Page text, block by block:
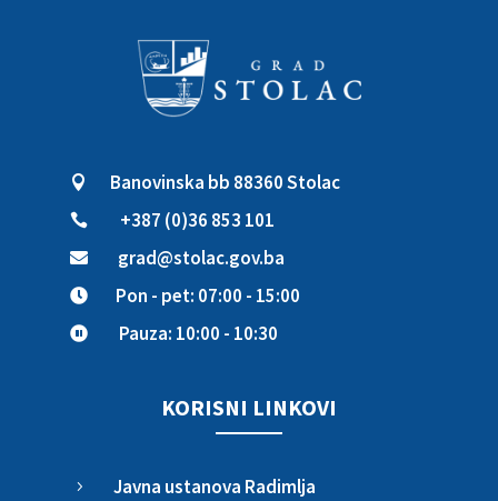
 Banovinska bb 88360 Stolac
 +387 (0)36 853 101
 grad@stolac.gov.ba
 Pon - pet: 07:00 - 15:00
 Pauza: 10:00 - 10:30
KORISNI LINKOVI
5 Javna ustanova Radimlja